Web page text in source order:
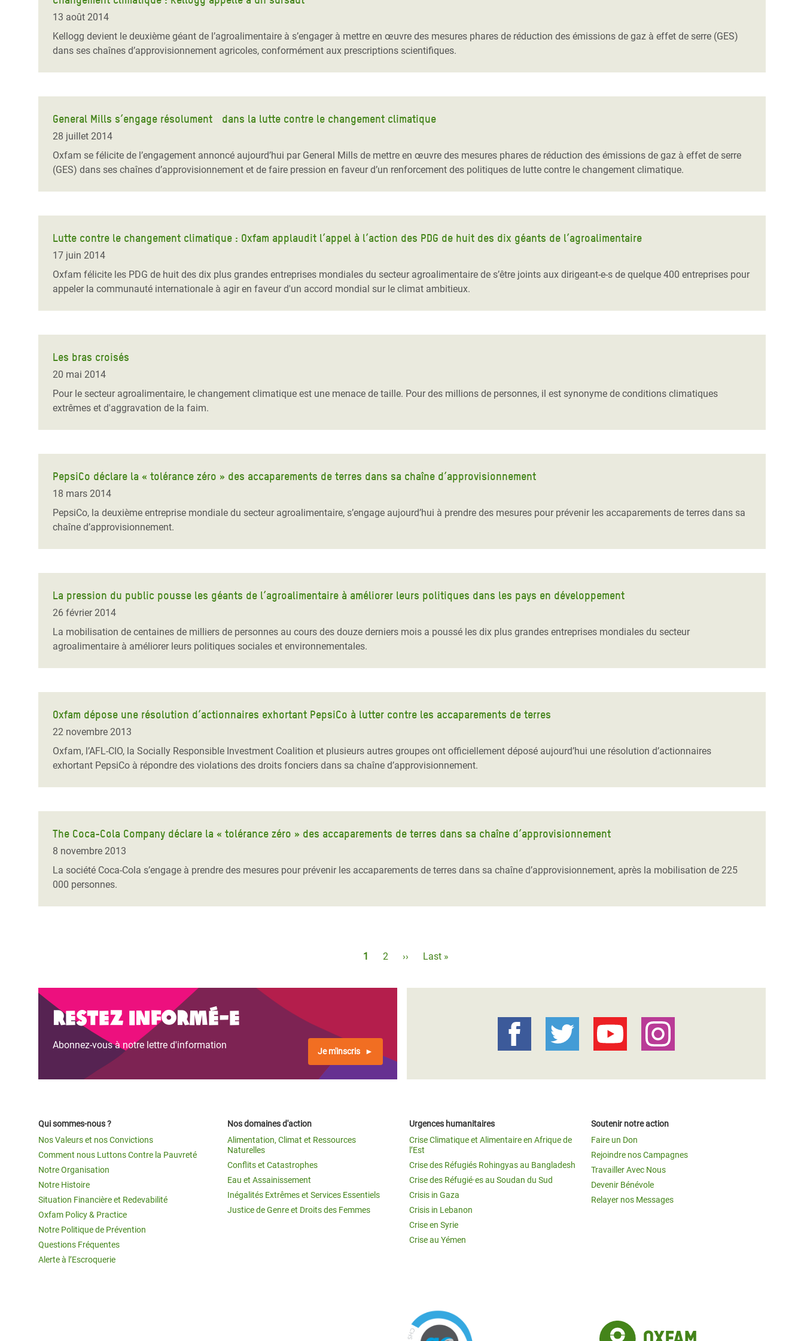
13 août 2014
Kellogg devient le deuxième géant de l’agroalimentaire à s’engager à mettre en œuvre des mesures phares de réduction des émissions de gaz à effet de serre (GES)
dans ses chaînes d’approvisionnement agricoles, conformément aux prescriptions scientifiques.
General Mills s’engage résolument dans la lutte contre le changement climatique
28 juillet 2014
Oxfam se félicite de l’engagement annoncé aujourd’hui par General Mills de mettre en œuvre des mesures phares de réduction des émissions de gaz à effet de serre
(GES) dans ses chaînes d’approvisionnement et de faire pression en faveur d’un renforcement des politiques de lutte contre le changement climatique.
Lutte contre le changement climatique : Oxfam applaudit l’appel à l’action des PDG de huit des dix géants de l’agroalimentaire
17 juin 2014
Oxfam félicite les PDG de huit des dix plus grandes entreprises mondiales du secteur agroalimentaire de s’être joints aux dirigeant-e-s de quelque 400 entreprises pour
appeler la communauté internationale à agir en faveur d'un accord mondial sur le climat ambitieux.
Les bras croisés
20 mai 2014
Pour le secteur agroalimentaire, le changement climatique est une menace de taille. Pour des millions de personnes, il est synonyme de conditions climatiques
extrêmes et d'aggravation de la faim.
PepsiCo déclare la « tolérance zéro » des accaparements de terres dans sa chaîne d’approvisionnement
18 mars 2014
PepsiCo, la deuxième entreprise mondiale du secteur agroalimentaire, s’engage aujourd’hui à prendre des mesures pour prévenir les accaparements de terres dans sa
chaîne d’approvisionnement.
La pression du public pousse les géants de l’agroalimentaire à améliorer leurs politiques dans les pays en développement
26 février 2014
La mobilisation de centaines de milliers de personnes au cours des douze derniers mois a poussé les dix plus grandes entreprises mondiales du secteur
agroalimentaire à améliorer leurs politiques sociales et environnementales.
Oxfam dépose une résolution d’actionnaires exhortant PepsiCo à lutter contre les accaparements de terres
22 novembre 2013
Oxfam, l’AFL-CIO, la Socially Responsible Investment Coalition et plusieurs autres groupes ont officiellement déposé aujourd’hui une résolution d’actionnaires
exhortant PepsiCo à répondre des violations des droits fonciers dans sa chaîne d’approvisionnement.
The Coca-Cola Company déclare la « tolérance zéro » des accaparements de terres dans sa chaîne d’approvisionnement
8 novembre 2013
La société Coca-Cola s’engage à prendre des mesures pour prévenir les accaparements de terres dans sa chaîne d’approvisionnement, après la mobilisation de 225
000 personnes.
Page
1 Page
2
Page
››
Dernière
Last »
Restez informé-e
Abonnez-vous à notre lettre d'information
Je m'inscris
Qui sommes-nous ?
Nos Valeurs et nos Convictions
Comment nous Luttons Contre la Pauvreté
Notre Organisation
Notre Histoire
Situation Financière et Redevabilité
Oxfam Policy & Practice
Notre Politique de Prévention
Questions Fréquentes
Alerte à l’Escroquerie
Nos domaines d'action
Alimentation, Climat et Ressources
Naturelles
Conflits et Catastrophes
Eau et Assainissement
Inégalités Extrêmes et Services Essentiels
Justice de Genre et Droits des Femmes
Urgences humanitaires
Crise Climatique et Alimentaire en Afrique de
l’Est
Crise des Réfugiés Rohingyas au Bangladesh
Crise des Réfugié·es au Soudan du Sud
Crisis in Gaza
Crisis in Lebanon
Crise en Syrie
Crise au Yémen
Soutenir notre action
Faire un Don
Rejoindre nos Campagnes
Travailler Avec Nous
Devenir Bénévole
Relayer nos Messages